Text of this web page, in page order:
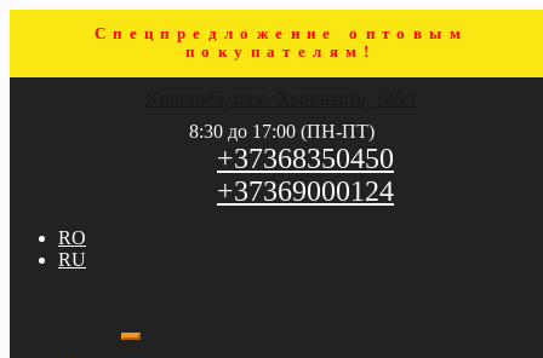
Спецпредложение оптовым
покупателям!
8:30 до 17:00 (ПН-ПТ)
+37368350450
+37369000124
RO
RU